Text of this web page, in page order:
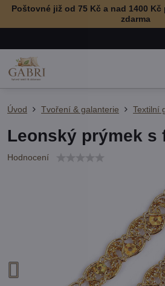
Poštovné již od 75 Kč a nad 1400
zdarma
Úvod Tvoření & galanterie Textilní
Leonský prýmek s
Hodnocení